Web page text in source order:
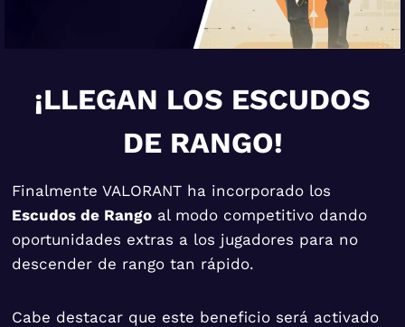
¡LLEGAN LOS ESCUDOS
DE RANGO!
Finalmente VALORANT ha incorporado los
Escudos de Rangoal modo competitivo dando
oportunidades extras a los jugadores para no
descender de rango tan rápido.
Cabe destacar que este beneficio será activado